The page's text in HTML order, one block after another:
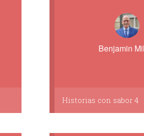
Benjamin
Historias con sabor 4